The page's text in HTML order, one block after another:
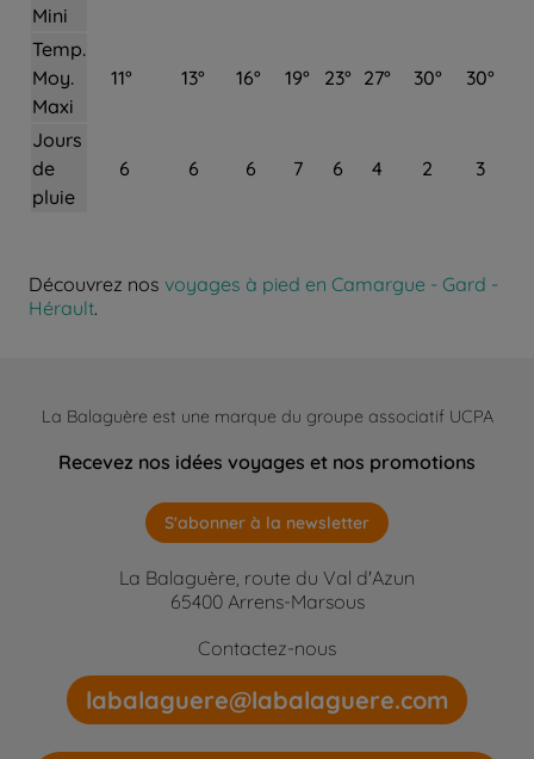
Mini
Temp.
Moy.
Maxi
11° 13° 16° 19° 23° 27° 30° 30°
Jours
de
pluie
6 6 6 7 6 4 2 3
Découvrez nos voyages à pied en Camargue - Gard -
Hérault.
La Balaguère est une marque du groupe associatif UCPA
Recevez nos idées voyages et nos promotions
S'abonner à la newsletter
La Balaguère, route du Val d'Azun
65400 Arrens-Marsous
Contactez-nous
labalaguere@labalaguere.com